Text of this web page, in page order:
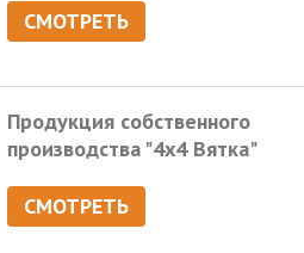
СМОТРЕТЬ
Продукция собственного
производства "4х4 Вятка"
СМОТРЕТЬ